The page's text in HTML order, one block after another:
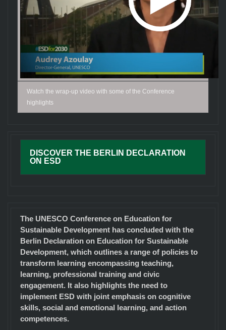
Watch the wrap-up video with some of the Conference
highlights
DISCOVER THE BERLIN DECLARATION
ON ESD
The UNESCO Conference on Education for
Sustainable Development has concluded with the
Berlin Declaration on Education for Sustainable
Development, which outlines a range of policies to
transform learning encompassing teaching,
learning, professional training and civic
engagement. It also highlights the need to
implement ESD with joint emphasis on cognitive
skills, social and emotional learning, and action
competences.